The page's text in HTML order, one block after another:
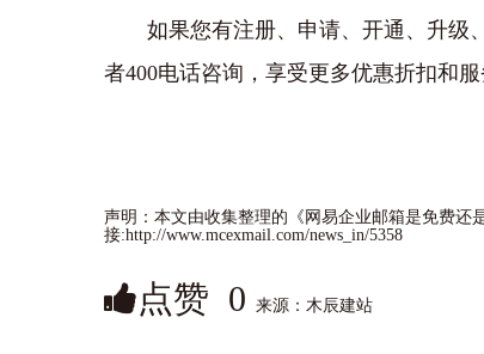
如果您有注册、申请、开通、升级
者400电话咨询，享受更多优惠折扣和服
声明：本文由收集整理的《网易企业邮箱是免费还
接:http://www.mcexmail.com/news_in/5358
点赞 0 来源：木辰建站